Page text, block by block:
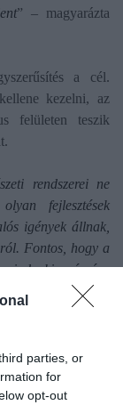
parties, or
for
opt-out
” – magyarázta
a cél.
kezelni, az
felületen teszik
rendszerei ne
fejlesztések
igények állnak,
Fontos, hogy a
számára